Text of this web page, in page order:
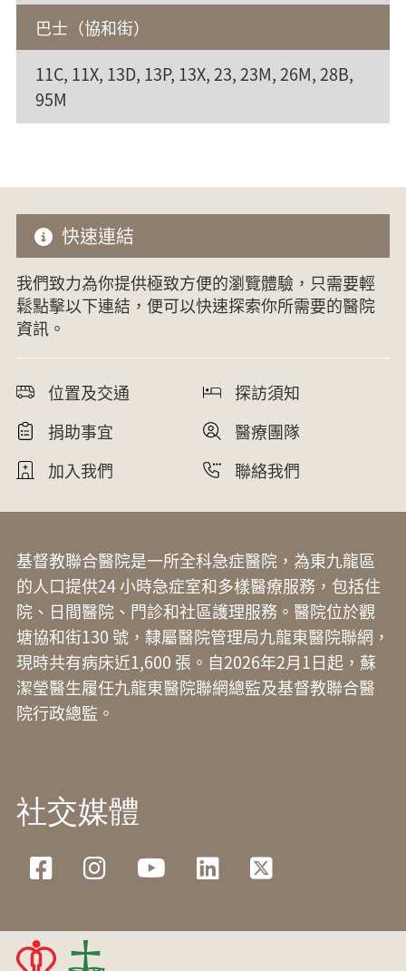
巴士（協和街）
11C, 11X, 13D, 13P, 13X, 23, 23M, 26M, 28B,
95M
快速連結
我們致力為你提供極致方便的瀏覽體驗，只需要輕
鬆點擊以下連結，便可以快速探索你所需要的醫院
資訊。
位置及交通
探訪須知
捐助事宜
醫療團隊
加入我們
聯絡我們
基督教聯合醫院是一所全科急症醫院，為東九龍區
的人口提供24 小時急症室和多樣醫療服務，包括住
院、日間醫院、門診和社區護理服務。醫院位於觀
塘協和街130 號，隸屬醫院管理局九龍東醫院聯網，
現時共有病床近1,600 張。自2026年2月1日起，蘇
潔瑩醫生履任九龍東醫院聯網總監及基督教聯合醫
院行政總監。
社交媒體